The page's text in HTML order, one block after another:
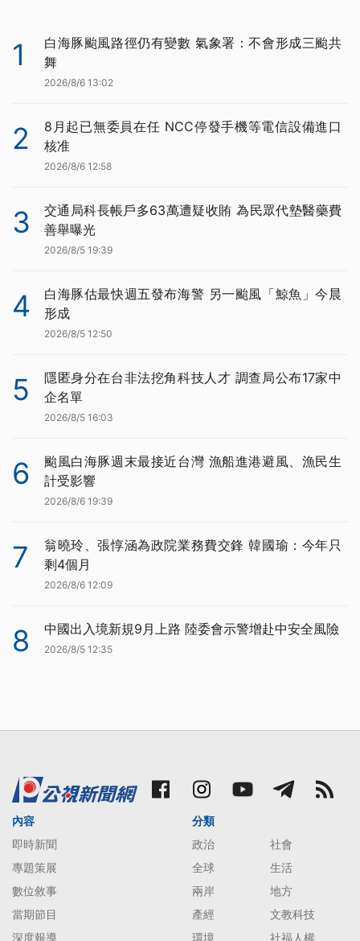
1
白海豚颱風路徑仍有變數 氣象署：不會形成三颱共
舞
2026/8/6 13:02
2
8月起已無委員在任 NCC停發手機等電信設備進口
核准
2026/8/6 12:58
3
交通局科長帳戶多63萬遭疑收賄 為民眾代墊醫藥費
善舉曝光
2026/8/5 19:39
4
白海豚估最快週五發布海警 另一颱風「鯨魚」今晨
形成
2026/8/5 12:50
5
隱匿身分在台非法挖角科技人才 調查局公布17家中
企名單
2026/8/5 16:03
6
颱風白海豚週末最接近台灣 漁船進港避風、漁民生
計受影響
2026/8/6 19:39
7
翁曉玲、張惇涵為政院業務費交鋒 韓國瑜：今年只
剩4個月
2026/8/6 12:09
8 中國出入境新規9月上路 陸委會示警增赴中安全風險
2026/8/5 12:35
內容
即時新聞
專題策展
數位敘事
當期節目
深度報導
分類
政治
社會
全球
生活
兩岸
地方
產經
文教科技
環境
社福人權